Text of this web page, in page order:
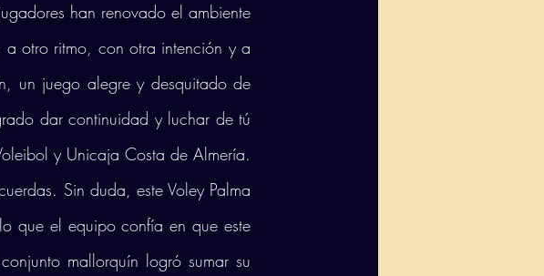
han renovado el ambiente
otro ritmo, con otra intención y a
un juego alegre y desquitado de
dar continuidad y luchar de tú
y Unicaja Costa de Almería.
Sin duda, este Voley Palma
que el equipo confía en que este
mallorquín logró sumar su